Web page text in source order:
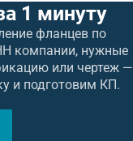
1 минуту
фланцев по
компании, нужные
или чертеж —
и подготовим КП.